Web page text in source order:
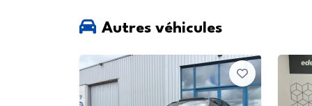
Autres véhicules